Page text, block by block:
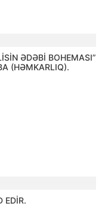
ƏDƏBİ BOHEMASI”
(HƏMKARLIQ).
EDİR.